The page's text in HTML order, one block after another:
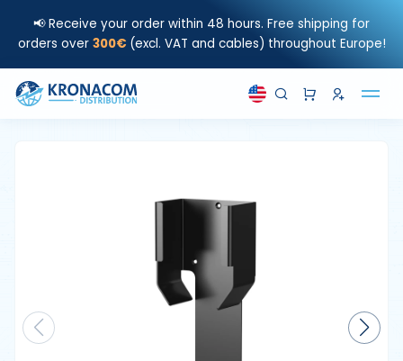
📢 Receive your order within 48 hours. Free shipping for
orders over 300€ (excl. VAT and cables) throughout Europe!